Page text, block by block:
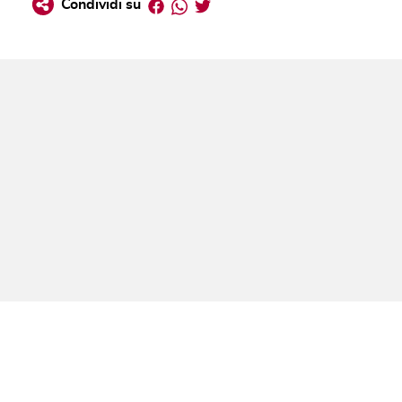
Condividi su